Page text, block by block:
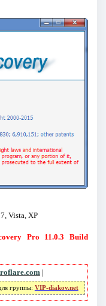
Vista, XP
Pro 11.0.3 Build
|
группы: VIP-diakov.net